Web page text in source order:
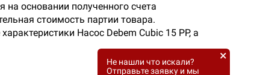
на основании полученного счета
стоимость партии товара.
Насос Debem Cubic 15 PP, а
Не нашли что искали?
Отправьте заявку и мы
×